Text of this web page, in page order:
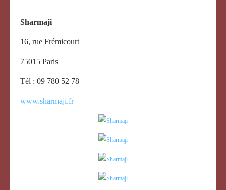
Sharmaji
16, rue Frémicourt
75015 Paris
Tél : 09 780 52 78
www.sharmaji.fr